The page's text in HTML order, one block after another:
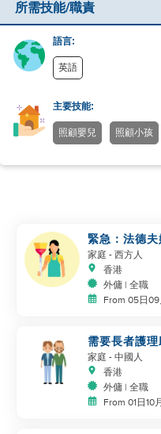
所需技能/職責
語言:
英語
主要技能:
照顧嬰兒 照顧小孩
緊急：法德
家庭 - 西方人
香港
外傭 | 全職
From 05日
需要長者護理
家庭 - 中國人
香港
外傭 | 全職
From 01日10